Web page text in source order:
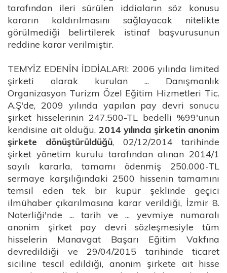
tarafından ileri sürülen iddiaların söz konusu
kararın kaldırılmasını sağlayacak nitelikte
görülmediği belirtilerek istinaf başvurusunun
reddine karar verilmiştir.
TEMYİZ EDENİN İDDİALARI: 2006 yılında limited
şirketi olarak kurulan ... Danışmanlık
Organizasyon Turizm Özel Eğitim Hizmetleri Tic.
A.Ş'de, 2009 yılında yapılan pay devri sonucu
şirket hisselerinin 247.500-TL bedelli %99'unun
kendisine ait olduğu, 2014 yılında şirketin anonim
şirkete dönüştürüldüğü, 02/12/2014 tarihinde
şirket yönetim kurulu tarafından alınan 2014/1
sayılı kararla, tamamı ödenmiş 250.000-TL
sermaye karşılığındaki 2500 hissenin tamamını
temsil eden tek bir kupür şeklinde geçici
ilmühaber çıkarılmasına karar verildiği, İzmir 8.
Noterliği'nde ... tarih ve ... yevmiye numaralı
anonim şirket pay devri sözleşmesiyle tüm
hisselerin Manavgat Başarı Eğitim Vakfına
devredildiği ve 29/04/2015 tarihinde ticaret
siciline tescil edildiği, anonim şirkete ait hisse